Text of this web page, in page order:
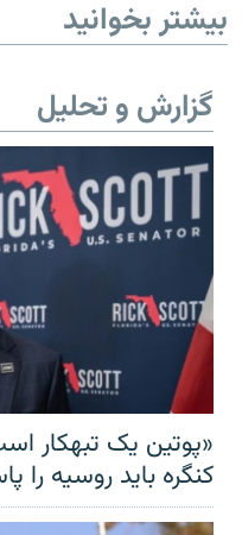
بیشتر بخوانید
گزارش و تحلیل
«پوتین یک تبهکار
کنگره باید روسیه را